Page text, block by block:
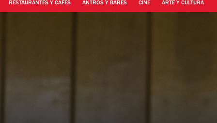
RESTAURANTES Y CAFES ANTROS Y BARES CINE ARTE Y CULTURA